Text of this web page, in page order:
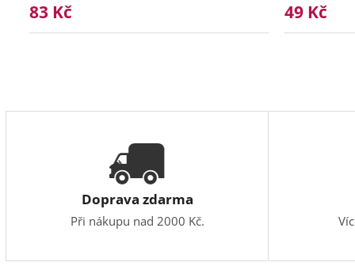
83 Kč 49 Kč
Doprava zdarma
Při nákupu nad 2000 Kč.